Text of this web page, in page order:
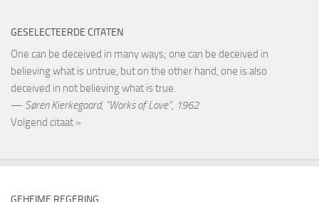
GESELECTEERDE CITATEN
One can be deceived in many ways; one can be deceived in
believing what is untrue, but on the other hand, one is also
deceived in not believing what is true.
— Søren Kierkegaard, “Works of Love”, 1962
Volgend citaat »
GEHEIME REGERING